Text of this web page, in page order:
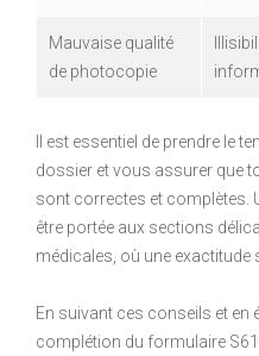
Mauvaise qualité
de photocopie
Il est essentiel de prendre le
dossier et vous assurer que
sont correctes et complètes.
être portée aux sections
médicales, où une exactitude
En suivant ces conseils et en
complétion du formulaire